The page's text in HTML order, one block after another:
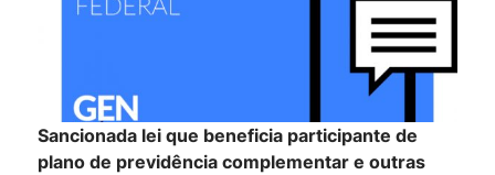
Sancionada lei que beneficia participante de
plano de previdência complementar e outras